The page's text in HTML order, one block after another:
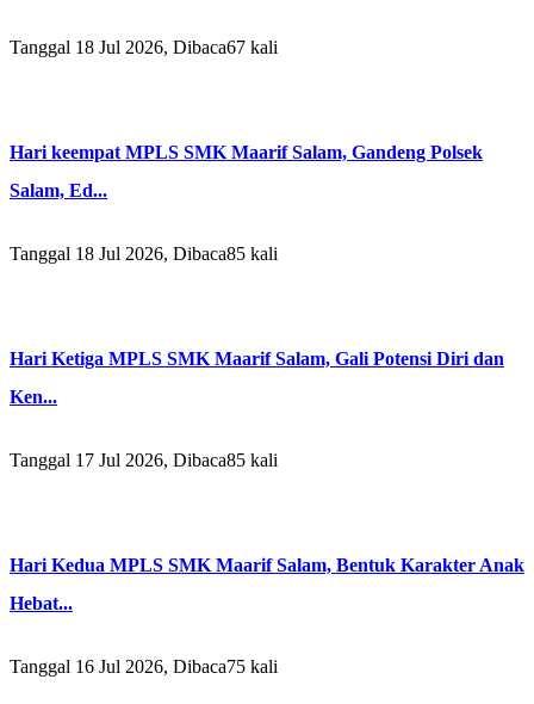
Tanggal 18 Jul 2026, Dibaca67 kali
Hari keempat MPLS SMK Maarif Salam, Gandeng Polsek
Salam, Ed...
Tanggal 18 Jul 2026, Dibaca85 kali
Hari Ketiga MPLS SMK Maarif Salam, Gali Potensi Diri dan
Ken...
Tanggal 17 Jul 2026, Dibaca85 kali
Hari Kedua MPLS SMK Maarif Salam, Bentuk Karakter Anak
Hebat...
Tanggal 16 Jul 2026, Dibaca75 kali